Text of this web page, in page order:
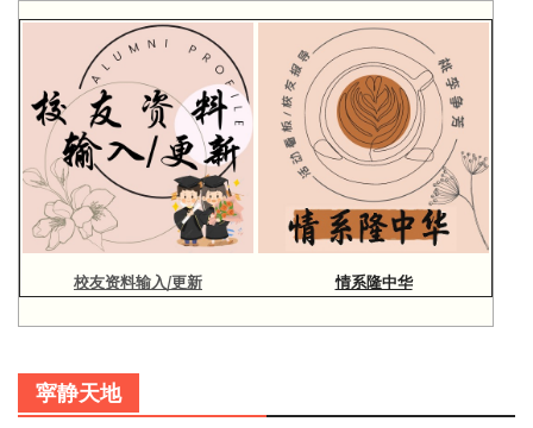
校友资料输入/更新 情系隆中华
寜静天地